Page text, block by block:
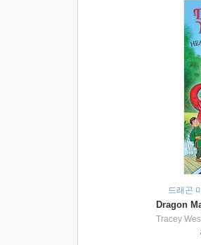
드래곤
Tracey